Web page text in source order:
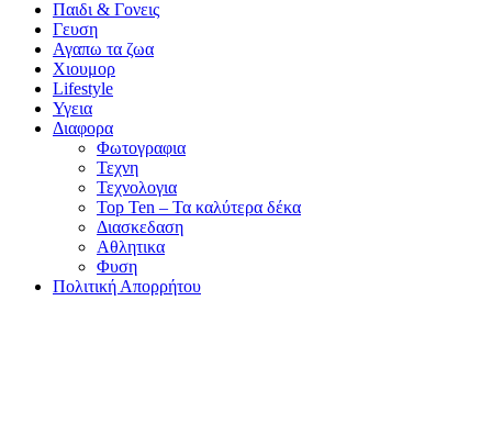
Παιδι & Γονεις
Γευση
Αγαπω τα ζωα
Xιουμορ
Lifestyle
Υγεια
Διαφορα
Φωτογραφια
Τεχνη
Τεχνολογια
Top Ten – Τα καλύτερα δέκα
Διασκεδαση
Αθλητικα
Φυση
Πολιτική Απορρήτου